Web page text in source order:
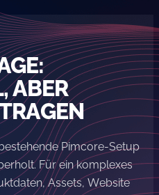
ABER
Pimcore-Setup
Für ein komplexes
Assets, Website